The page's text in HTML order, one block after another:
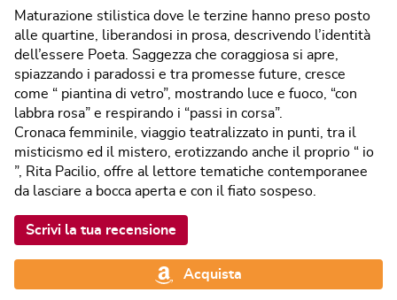
Maturazione stilistica dove le terzine hanno preso posto
alle quartine, liberandosi in prosa, descrivendo l’identità
dell’essere Poeta. Saggezza che coraggiosa si apre,
spiazzando i paradossi e tra promesse future, cresce
come “ piantina di vetro”, mostrando luce e fuoco, “con
labbra rosa” e respirando i “passi in corsa”.
Cronaca femminile, viaggio teatralizzato in punti, tra il
misticismo ed il mistero, erotizzando anche il proprio “ io
”, Rita Pacilio, offre al lettore tematiche contemporanee
da lasciare a bocca aperta e con il fiato sospeso.
Scrivi la tua recensione
Acquista